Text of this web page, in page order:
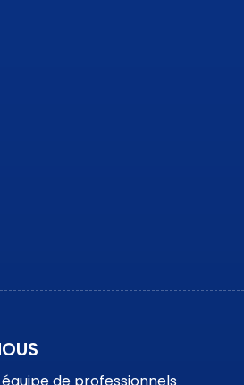
de professionnels